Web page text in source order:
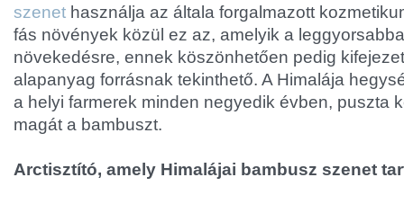
szenet használja az általa forgalmazott
fás növények közül ez az, amelyik a
növekedésre, ennek köszönhetően pedig
alapanyag forrásnak tekinthető. A Himalája
a helyi farmerek minden negyedik évben, puszta
magát a bambuszt.
Arctisztító, amely Himalájai bambusz szenet